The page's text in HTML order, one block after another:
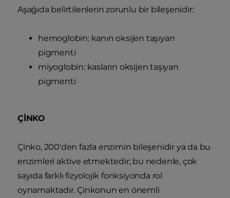
Aşağıda belirtilenlerin zorunlu bir bileşenidir:
hemoglobin: kanın oksijen taşıyan
pigmenti
miyoglobin: kasların oksijen taşıyan
pigmenti
ÇİNKO
Çinko, 200'den fazla enzimin bileşenidir ya da bu
enzimleri aktive etmektedir; bu nedenle, çok
sayıda farklı fizyolojik fonksiyonda rol
oynamaktadır. Çinkonun en önemli